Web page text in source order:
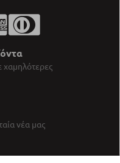
χαμηλότερες
νέα μας